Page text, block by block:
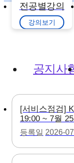
전공별강의
강의보기
공지사
[서비스점검]
19:00 ~ 7월
등록일 2026-